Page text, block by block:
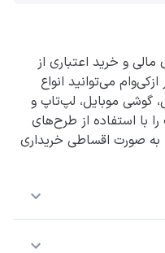
مالی و خرید اعتباری از
می‌توانید انواع
گوشی موبایل، لپ‌تاپ و
با استفاده از طرح‌های
به صورت اقساطی خریداری